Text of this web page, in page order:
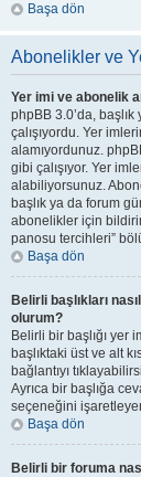
Başa dön
Abonelikler ve
Yer imi ve abonelik
phpBB 3.0’da,
çalışıyordu. Yer
alamıyordunuz.
gibi çalışıyor. Yer
alabiliyorsunuz.
başlık ya da forum
abonelikler için
panosu tercihleri”
Başa dön
Belirli başlıkları
olurum?
Belirli bir başlığı yer
başlıktaki üst ve alt
bağlantıyı
Ayrıca bir başlığa
seçeneğini
Başa dön
Belirli bir foruma